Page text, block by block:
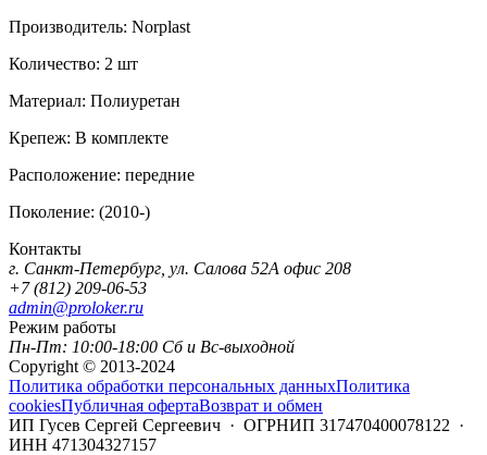
Производитель: Norplast
Количество: 2 шт
Материал: Полиуретан
Крепеж: В комплекте
Расположение: передние
Поколение: (2010-)
Контакты
г. Санкт-Петербург, ул. Салова 52А офис 208
+7 (812) 209-06-53
admin@proloker.ru
Режим работы
Пн-Пт: 10:00-18:00 Сб и Вс-выходной
Copyright © 2013-2024
Политика обработки персональных данныхПолитика
cookiesПубличная офертаВозврат и обмен
ИП Гусев Сергей Сергеевич · ОГРНИП 317470400078122 ·
ИНН 471304327157